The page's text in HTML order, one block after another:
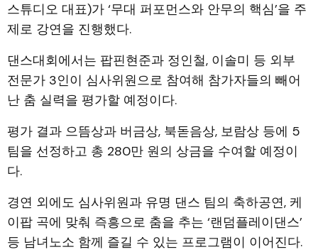
스튜디오 대표)가 ‘무대 퍼포먼스와 안무의 핵심’을 주
제로 강연을 진행했다.
댄스대회에서는 팝핀현준과 정인철, 이솔미 등 외부
전문가 3인이 심사위원으로 참여해 참가자들의 빼어
난 춤 실력을 평가할 예정이다.
평가 결과 으뜸상과 버금상, 북돋음상, 보람상 등에 5
팀을 선정하고 총 280만 원의 상금을 수여할 예정이
다.
경연 외에도 심사위원과 유명 댄스 팀의 축하공연, 케
이팝 곡에 맞춰 즉흥으로 춤을 추는 ‘랜덤플레이댄스’
등 남녀노소 함께 즐길 수 있는 프로그램이 이어진다.